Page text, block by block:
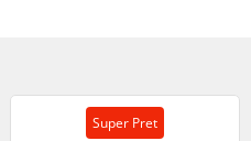
Super Pret